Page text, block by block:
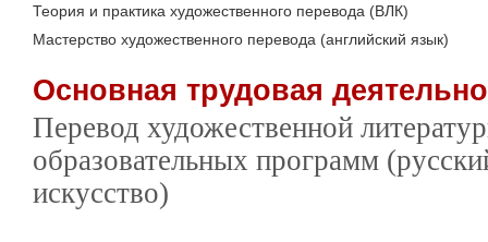
Теория и практика художественного перевода (ВЛК)
Мастерство художественного перевода (английский язык)
Основная трудовая
Перевод художественной
образовательных программ
искусство)